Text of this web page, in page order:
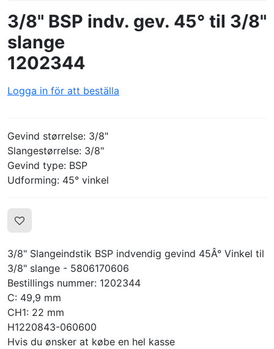
3/8" BSP indv. gev. 45° til 3/8"
slange
1202344
Logga in för att beställa
Gevind størrelse: 3/8"
Slangestørrelse: 3/8"
Gevind type: BSP
Udforming: 45° vinkel
3/8" Slangeindstik BSP indvendig gevind 45Â° Vinkel til
3/8" slange - 5806170606
Bestillings nummer: 1202344
C: 49,9 mm
CH1: 22 mm
H1220843-060600
Hvis du ønsker at købe en hel kasse